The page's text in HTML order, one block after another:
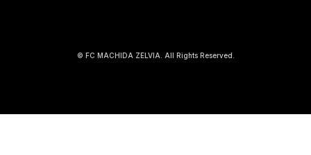
© FC MACHIDA ZELVIA. All Rights Reserved.